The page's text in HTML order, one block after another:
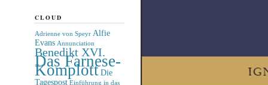
CLOUD
Adrienne von Speyr Alfie
Evans Annunciation
Benedikt XVI.
Das Farnese-
Komplott Die
Tagespost Einführung in das